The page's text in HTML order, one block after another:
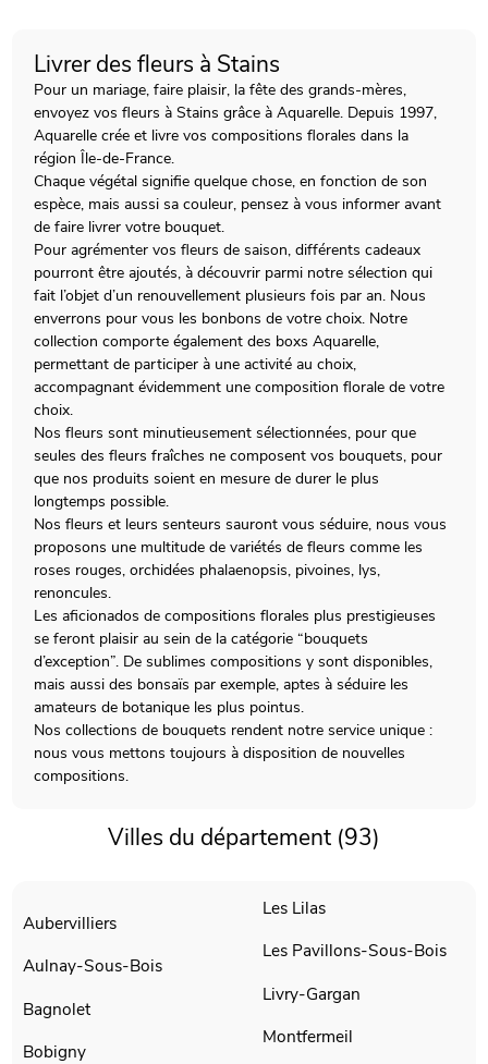
Livrer des fleurs à Stains
Pour un mariage, faire plaisir, la fête des grands-mères,
envoyez vos fleurs à Stains grâce à Aquarelle. Depuis 1997,
Aquarelle crée et livre vos compositions florales dans la
région Île-de-France.
Chaque végétal signifie quelque chose, en fonction de son
espèce, mais aussi sa couleur, pensez à vous informer avant
de faire livrer votre bouquet.
Pour agrémenter vos fleurs de saison, différents cadeaux
pourront être ajoutés, à découvrir parmi notre sélection qui
fait l’objet d’un renouvellement plusieurs fois par an. Nous
enverrons pour vous les bonbons de votre choix. Notre
collection comporte également des boxs Aquarelle,
permettant de participer à une activité au choix,
accompagnant évidemment une composition florale de votre
choix.
Nos fleurs sont minutieusement sélectionnées, pour que
seules des fleurs fraîches ne composent vos bouquets, pour
que nos produits soient en mesure de durer le plus
longtemps possible.
Nos fleurs et leurs senteurs sauront vous séduire, nous vous
proposons une multitude de variétés de fleurs comme les
roses rouges, orchidées phalaenopsis, pivoines, lys,
renoncules.
Les aficionados de compositions florales plus prestigieuses
se feront plaisir au sein de la catégorie “bouquets
d’exception”. De sublimes compositions y sont disponibles,
mais aussi des bonsaïs par exemple, aptes à séduire les
amateurs de botanique les plus pointus.
Nos collections de bouquets rendent notre service unique :
nous vous mettons toujours à disposition de nouvelles
compositions.
Villes du département (93)
Aubervilliers
Aulnay-Sous-Bois
Bagnolet
Bobigny
Les Lilas
Les Pavillons-Sous-Bois
Livry-Gargan
Montfermeil